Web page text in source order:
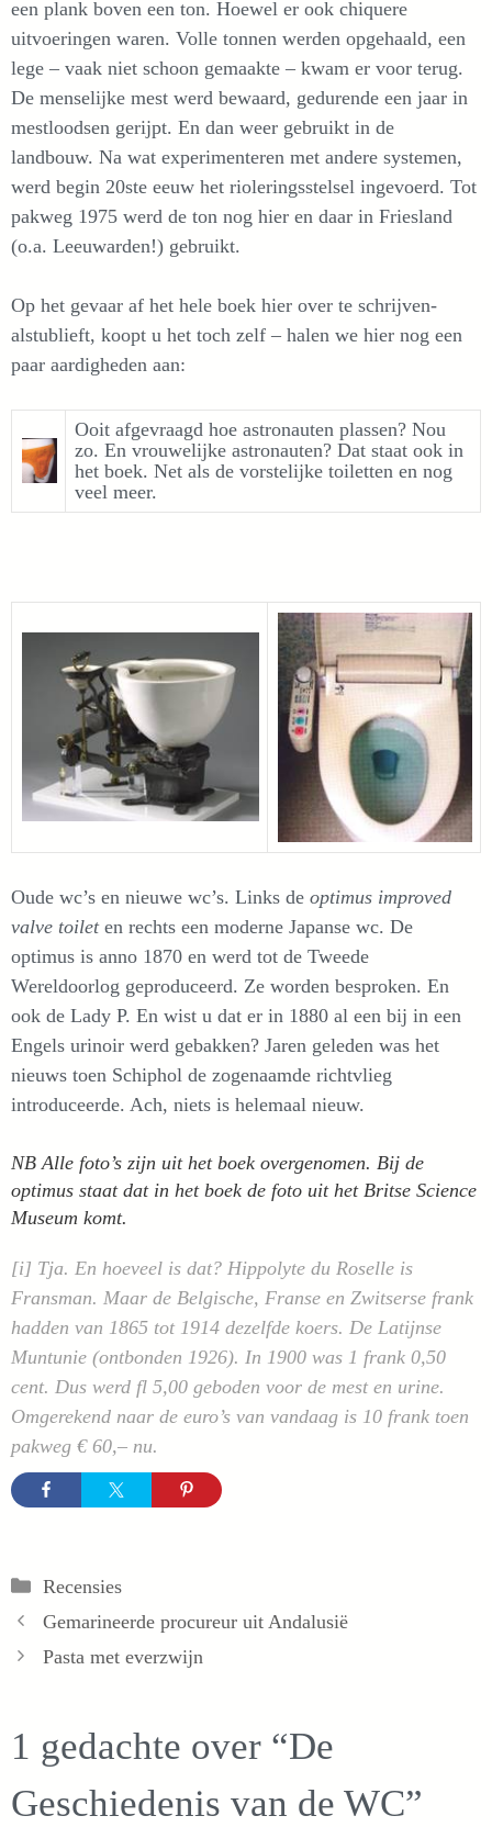
een plank boven een ton. Hoewel er ook chiquere
uitvoeringen waren. Volle tonnen werden opgehaald, een
lege – vaak niet schoon gemaakte – kwam er voor terug.
De menselijke mest werd bewaard, gedurende een jaar in
mestloodsen gerijpt. En dan weer gebruikt in de
landbouw. Na wat experimenteren met andere systemen,
werd begin 20ste eeuw het rioleringsstelsel ingevoerd. Tot
pakweg 1975 werd de ton nog hier en daar in Friesland
(o.a. Leeuwarden!) gebruikt.
Op het gevaar af het hele boek hier over te schrijven-
alstublieft, koopt u het toch zelf – halen we hier nog een
paar aardigheden aan:
Ooit afgevraagd hoe astronauten plassen? Nou
zo. En vrouwelijke astronauten? Dat staat ook in
het boek. Net als de vorstelijke toiletten en nog
veel meer.
Oude wc’s en nieuwe wc’s. Links de optimus improved
valve toileten rechts een moderne Japanse wc. De
optimus is anno 1870 en werd tot de Tweede
Wereldoorlog geproduceerd. Ze worden besproken. En
ook de Lady P. En wist u dat er in 1880 al een bij in een
Engels urinoir werd gebakken? Jaren geleden was het
nieuws toen Schiphol de zogenaamde richtvlieg
introduceerde. Ach, niets is helemaal nieuw.
NB Alle foto’s zijn uit het boek overgenomen. Bij de
optimus staat dat in het boek de foto uit het Britse Science
Museum komt.
[i] Tja. En hoeveel is dat? Hippolyte du Roselle is
Fransman. Maar de Belgische, Franse en Zwitserse frank
hadden van 1865 tot 1914 dezelfde koers. De Latijnse
Muntunie (ontbonden 1926). In 1900 was 1 frank 0,50
cent. Dus werd fl 5,00 geboden voor de mest en urine.
Omgerekend naar de euro’s van vandaag is 10 frank toen
pakweg € 60,– nu.
Categorieën
Recensies
Gemarineerde procureur uit Andalusië
Pasta met everzwijn
1 gedachte over “De
Geschiedenis van de WC”